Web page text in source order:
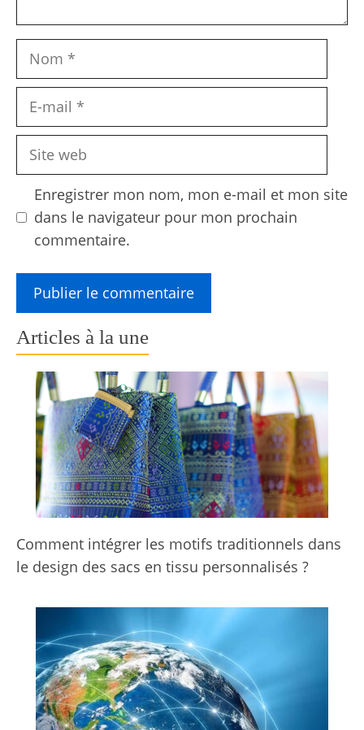
Nom
Site
Enregistrer mon nom, mon e-mail et mon site
dans le navigateur pour mon prochain
commentaire.
Articles à la une
Comment intégrer les motifs traditionnels dans
le design des sacs en tissu personnalisés ?